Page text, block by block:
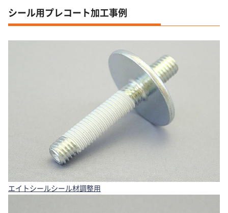
シール用プレコート加工事例
エイトシールシール材調整用